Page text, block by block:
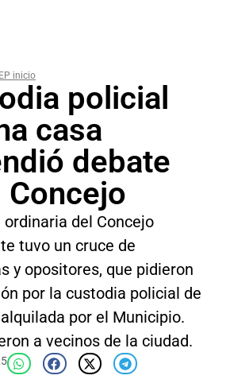
inicio
policial
casa
debate
Concejo
ordinaria del Concejo
tuvo un cruce de
y opositores, que pidieron
por la custodia policial de
por el Municipio.
a vecinos de la ciudad.